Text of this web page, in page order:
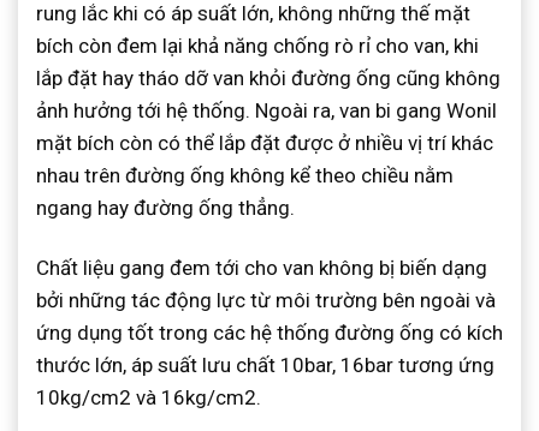
rung lắc khi có áp suất lớn, không những thế mặt
bích còn đem lại khả năng chống rò rỉ cho van, khi
lắp đặt hay tháo dỡ van khỏi đường ống cũng không
ảnh hưởng tới hệ thống. Ngoài ra, van bi gang Wonil
mặt bích còn có thể lắp đặt được ở nhiều vị trí khác
nhau trên đường ống không kể theo chiều nằm
ngang hay đường ống thẳng.
Chất liệu gang đem tới cho van không bị biến dạng
bởi những tác động lực từ môi trường bên ngoài và
ứng dụng tốt trong các hệ thống đường ống có kích
thước lớn, áp suất lưu chất 10bar, 16bar tương ứng
10kg/cm2 và 16kg/cm2.